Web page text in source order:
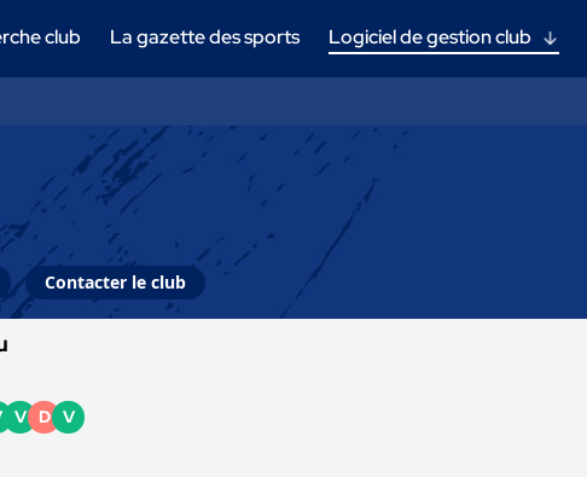
club La gazette des sports Logiciel de gestion club
Contacter le club
V D V